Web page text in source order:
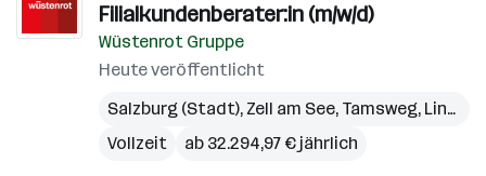
Filialkundenberater:in (m/w/d)
Wüstenrot Gruppe
Heute veröffentlicht
Salzburg (Stadt), Zell am See, Tamsweg, Linz
Vollzeit
ab 32.294,97 € jährlich